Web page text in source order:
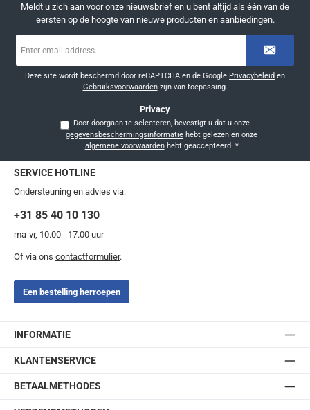
Meldt u zich aan voor onze nieuwsbrief en u bent altijd als één van de
eersten op de hoogte van nieuwe producten en aanbiedingen.
mailadres
Deze site wordt beschermd door reCAPTCHA en de Google Privacybeleid en
Gebruiksvoorwaardenzijn van toepassing.
Privacy
Door doorgaan te selecteren, bevestigt u dat u onze
gegevensbeschermingsinformatie
algemene voorwaardenhebt geaccepteerd. *
SERVICE HOTLINE
Ondersteuning en advies via:
+31 85 40 10 130
ma-vr, 10.00 - 17.00 uur
Of via ons contactformulier.
Een bestelling herroepen
INFORMATIE
KLANTENSERVICE
BETAALMETHODES